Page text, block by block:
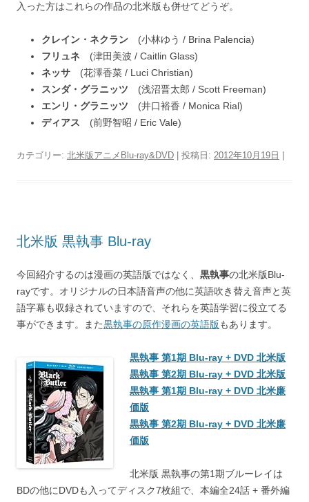
入った方はこれらの作品の北米版も併せてどうぞ。
クレイン・ネクラン (小林ゆう / Brina Palencia)
フリュネ (津田美波 / Caitlin Glass)
ネッサ (花澤香菜 / Luci Christian)
スンダ・グラニッツ (浅沼晋太郎 / Scott Freeman)
エンリ・グラニッツ (井口裕香 / Monica Rial)
ディアス (前野智昭 / Eric Vale)
カテゴリー: 北米版アニメBlu-ray&DVD | 投稿日: 2012年10月19日
北米版 黒執事 Blu-ray
今回紹介するのは漫画の英語版ではなく、 黒執事の北米版Blu-
rayです。オリジナルの日本語音声の他に英語吹き替え音声と英
語字幕も収録されていますので、それらを英語学習に役立てる
事ができます。また黒執事の原作漫画の英語版もあります。
黒執事 第1期 Blu-ray + DVD 北米版
黒執事 第2期 Blu-ray + DVD 北米版
黒執事 第1期 Blu-ray + DVD 北米廉
価版
黒執事 第2期 Blu-ray + DVD 北米廉
価版
北米版 黒執事の第1期ブルーレイは
BDの他にDVDも入ってディスク7枚組で、本編全24話 + 番外編